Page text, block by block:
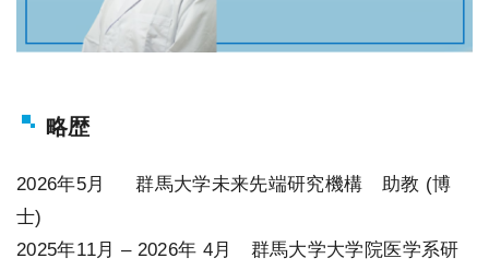
略歴
2026年5月 群馬大学未来先端研究機構 助教 (博
士)
2025年11月 – 2026年 4月 群馬大学大学院医学系研